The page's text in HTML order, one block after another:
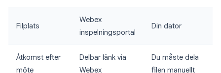
Filplats
Webex
inspelningsportal
Din dator
Åtkomst efter
möte
Delbar länk via
Webex
Du måste dela
filen manuellt